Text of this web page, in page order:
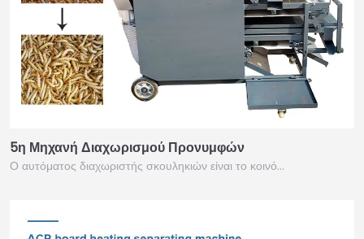
5η Μηχανή Διαχωρισμού Προνυμφών
Ο αυτόματος διαχωριστής σκουληκιών είναι το κοινό…